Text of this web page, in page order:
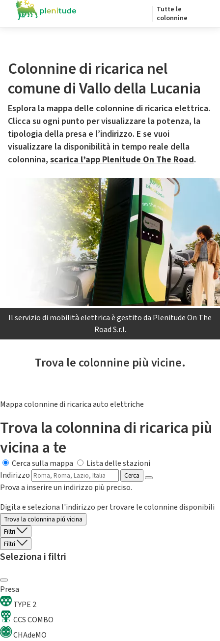
Tutte le
colonnine
Colonnine di ricarica nel
comune di Vallo della Lucania
Esplora la mappa delle colonnine di ricarica elettrica.
Clicca su ogni punto per visualizzare la potenza, la
tipologia della presa e l’indirizzo. E se vuoi
visualizzare la disponibilità in tempo reale della
colonnina, scarica l’app Plenitude On The Road.
Il servizio di mobilità elettrica è gestito da Plenitude On The
Road S.r.l.
Trova le colonnine più vicine.
Mappa colonnine di ricarica auto elettriche
Trova la colonnina di ricarica più
vicina a te
Cerca sulla mappa
Lista delle stazioni
Indirizzo
Cerca
Prova a inserire un indirizzo più preciso.
Digita e seleziona l'indirizzo per trovare le colonnine disponibili
Trova la colonnina piú vicina
Filtri
Filtri
Seleziona i filtri
Presa
TYPE 2
CCS COMBO
CHAdeMO